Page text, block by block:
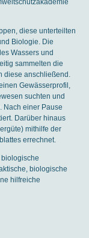
diese unterteilten
Biologie. Die
Wassers und
sammelten die
diese anschließend.
Gewässerprofil,
suchten und
Nach einer Pause
Darüber hinaus
mithilfe der
errechnet.
biologische
hilfreiche